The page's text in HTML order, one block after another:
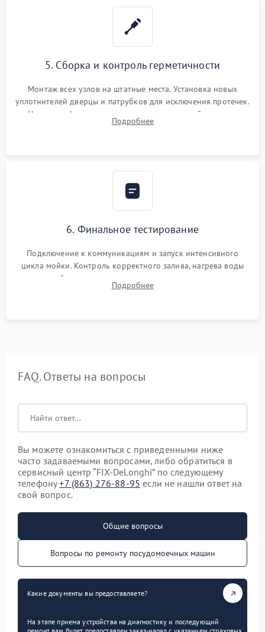
5. Сборка и контроль герметичности
Монтаж всех узлов на штатные места. Установка новых
уплотнителей дверцы и патрубков для исключения протечек.
Надежная фиксация хомутов гидравлической системы,
сборка корпуса и установка датчика поплавка.
Подробнее
6. Финальное тестирование
Подключение к коммуникациям и запуск интенсивного
цикла мойки. Контроль корректного залива, нагрева воды
до нужной температуры, отсутствия посторонних шумов,
штатного слива и абсолютной сухости в поддоне.
Подробнее
FAQ. Ответы на вопросы
Вы можете ознакомиться с приведенными ниже
часто задаваемыми вопросами, либо обратиться в
сервисный центр “FIX-DeLonghi” по следующему
телефону+7 (863) 276-88-95 если не нашли ответ на
свой вопрос.
Общие вопросы
Вопросы по ремонту посудомоечных машин
Какие документы вы предоставляете?
На этапе приема устройства на диагностику и последующий